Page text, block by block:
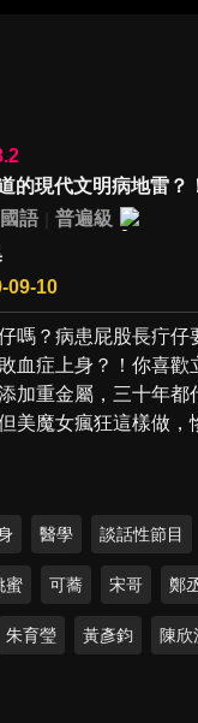
的現代文明病地雷？
國語
普遍級
09-10
嗎？病患屁股長疔仔
血症上身？！你喜歡
加重金屬，三十年都
美魔女瘋狂這樣做，
醫學 談話性節目
蜜 可蕎 宋哥 鄭
朱育瑩 黃彥鈞 陳欣